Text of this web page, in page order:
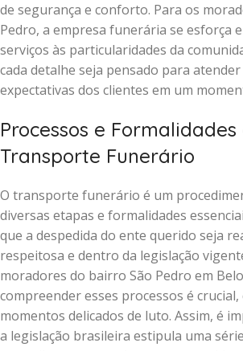
de segurança e conforto. Para os
Pedro, a empresa funerária se esforça
serviços às particularidades da
cada detalhe seja pensado para atender
expectativas dos clientes em um
Processos e Formalidades
Transporte Funerário
O transporte funerário é um
diversas etapas e formalidades
que a despedida do ente querido seja
respeitosa e dentro da legislação
moradores do bairro São Pedro em
compreender esses processos é
momentos delicados de luto. Assim, é
a legislação brasileira estipula uma